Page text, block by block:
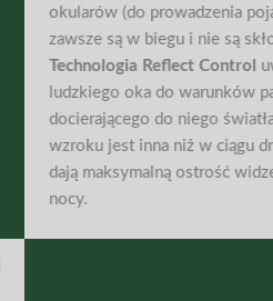
okularów (do prowadzenia
zawsze są w biegu i nie są
Technologia Reflect Control
ludzkiego oka do warunków
docierającego do niego
wzroku jest inna niż w ciągu
dają maksymalną ostrość
nocy.